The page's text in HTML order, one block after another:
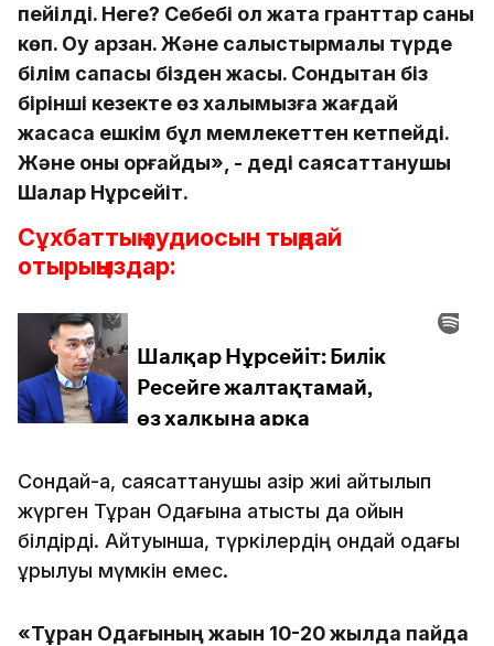
пейілді. Неге? Себебі ол жақта гранттар саны
көп. Оқу арзан. Және салыстырмалы түрде
білім сапасы бізден жақсы. Сондықтан біз
бірінші кезекте өз халқымызға жағдай
жасасақ ешкім бұл мемлекеттен кетпейді.
Және оны қорғайды», - деді саясаттанушы
Шалқар Нұрсейіт.
Сұхбаттың аудиосын тыңдай
отырыңыздар:
Сондай-ақ, саясаттанушы қазір жиі айтылып
жүрген Тұран Одағына қатысты да ойын
білдірді. Айтуынша, түркілердің ондай одағы
құрылуы мүмкін емес.
«Тұран Одағының жақын 10-20 жылда пайда